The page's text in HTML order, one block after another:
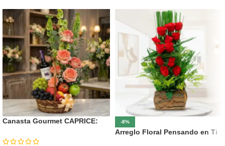
Canasta Gourmet CAPRICE:
⚜️
-8%
Arreglo Floral Pensando en Ti